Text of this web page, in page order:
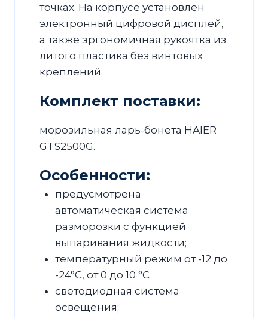
точках. На корпусе установлен
электронный цифровой дисплей,
а также эргономичная рукоятка из
литого пластика без винтовых
креплений.
Комплект поставки:
морозильная ларь-бонета HAIER
GTS2500G.
Особенности:
предусмотрена
автоматическая система
разморозки с функцией
выпаривания жидкости;
температурный режим от -12 до
-24°С, от 0 до 10 °С
светодиодная система
освещения;